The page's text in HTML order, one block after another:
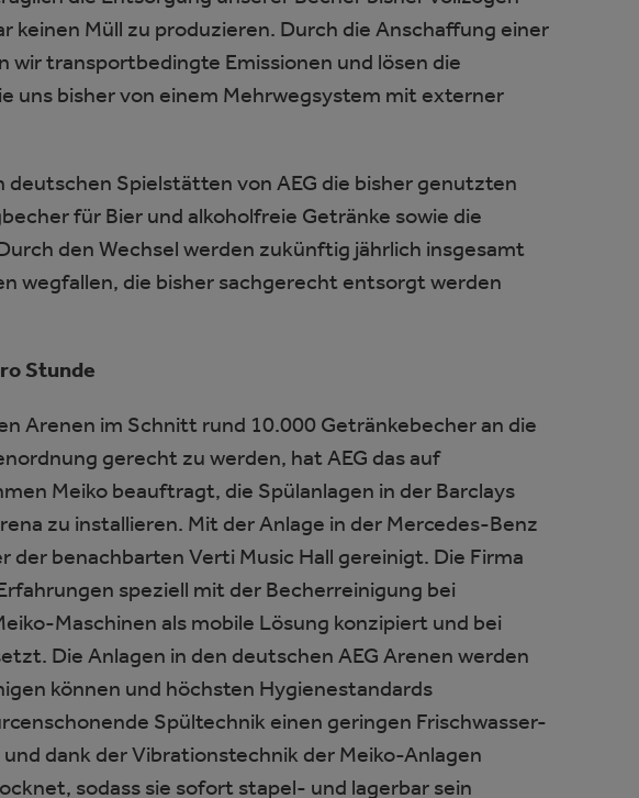
keinen Müll zu produzieren. Durch die Anschaffung einer
wir transportbedingte Emissionen und lösen die
uns bisher von einem Mehrwegsystem mit externer
Spielstätten von AEG die bisher genutzten
für Bier und alkoholfreie Getränke sowie die
den Wechsel werden zukünftig jährlich insgesamt
wegfallen, die bisher sachgerecht entsorgt werden
Stunde
Arenen im Schnitt rund 10.000 Getränkebecher an die
gerecht zu werden, hat AEG das auf
Meiko beauftragt, die Spülanlagen in der Barclays
zu installieren. Mit der Anlage in der Mercedes-Benz
der benachbarten Verti Music Hall gereinigt. Die Firma
speziell mit der Becherreinigung bei
Maschinen als mobile Lösung konzipiert und bei
Die Anlagen in den deutschen AEG Arenen werden
können und höchsten Hygienestandards
Spültechnik einen geringen Frischwasser-
dank der Vibrationstechnik der Meiko-Anlagen
sodass sie sofort stapel- und lagerbar sein